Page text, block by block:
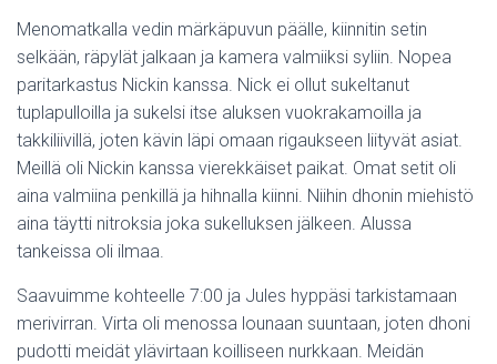
Menomatkalla vedin märkäpuvun päälle, kiinnitin setin
selkään, räpylät jalkaan ja kamera valmiiksi syliin. Nopea
paritarkastus Nickin kanssa. Nick ei ollut sukeltanut
tuplapulloilla ja sukelsi itse aluksen vuokrakamoilla ja
takkiliivillä, joten kävin läpi omaan rigaukseen liityvät asiat.
Meillä oli Nickin kanssa vierekkäiset paikat. Omat setit oli
aina valmiina penkillä ja hihnalla kiinni. Niihin dhonin miehistö
aina täytti nitroksia joka sukelluksen jälkeen. Alussa
tankeissa oli ilmaa.
Saavuimme kohteelle 7:00 ja Jules hyppäsi tarkistamaan
merivirran. Virta oli menossa lounaan suuntaan, joten dhoni
pudotti meidät ylävirtaan koilliseen nurkkaan. Meidän